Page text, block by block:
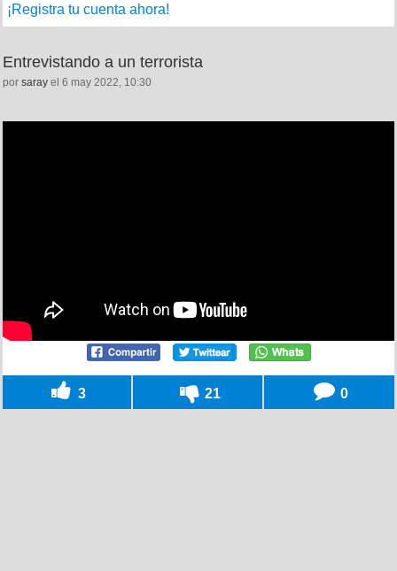
¡Registra tu cuenta ahora!
Entrevistando a un terrorista
por saray el 6 may 2022, 10:30
3 21 0